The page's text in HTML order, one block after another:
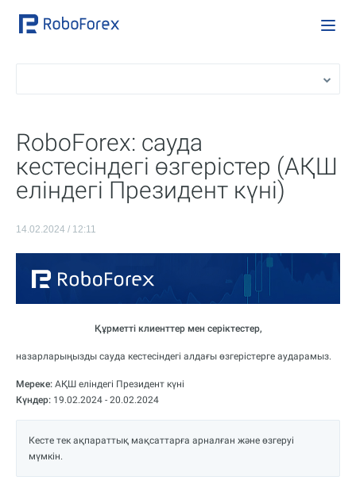
RoboForex: сауда
кестесіндегі өзгерістер (АҚШ
еліндегі Президент күні)
14.02.2024 / 12:11
Құрметті клиенттер мен серіктестер,
назарларыңызды сауда кестесіндегі алдағы өзгерістерге аударамыз.
Мереке: АҚШ еліндегі Президент күні
Күндер: 19.02.2024 - 20.02.2024
Кесте тек ақпараттық мақсаттарға арналған және өзгеруі
мүмкін.